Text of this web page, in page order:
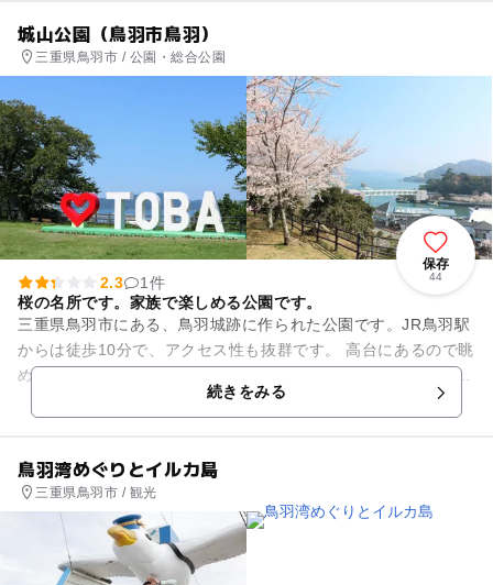
城山公園（鳥羽市鳥羽）
三重県鳥羽市 / 公園・総合公園
保存
44
2.3
1件
桜の名所です。家族で楽しめる公園です。
三重県鳥羽市にある、鳥羽城跡に作られた公園です。JR鳥羽駅
からは徒歩10分で、アクセス性も抜群です。 高台にあるので眺
めも良く、鳥羽の港も見ることができます。 春には桜が美しく
続きをみる
鳥羽湾めぐりとイルカ島
三重県鳥羽市 / 観光